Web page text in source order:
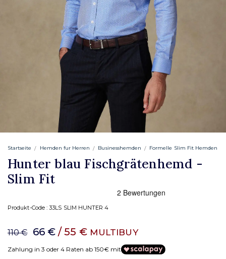
Startseite Hemden fur Herren Businesshemden Formelle Slim Fit Hemden
Hunter blau Fischgrätenhemd -
Slim Fit
Produkt-Code :33LS SLIM HUNTER 4
110 € 66 € / 55 € MULTIBUY
Zahlung in 3 oder 4 Raten ab 150€ mit